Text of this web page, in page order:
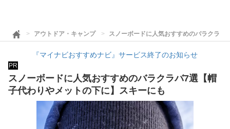
アウトドア・キャンプ スノーボードに人気おすすめのバラクラ
『マイナビおすすめナビ』サービス終了のお知らせ
PR
スノーボードに人気おすすめのバラクラバ7選【帽
子代わりやメットの下に】スキーにも